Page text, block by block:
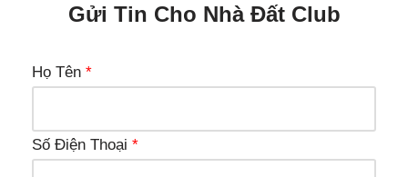
Gửi Tin Cho Nhà Đất Club
Họ Tên *
Số Điện Thoại *